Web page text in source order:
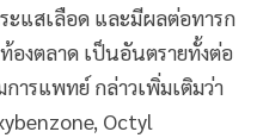
ะแสเลือด และมีผลต่อทารก
งตลาด เป็นอันตรายทั้งต่อ
ารแพทย์ กล่าวเพิ่มเติมว่า
Octyl